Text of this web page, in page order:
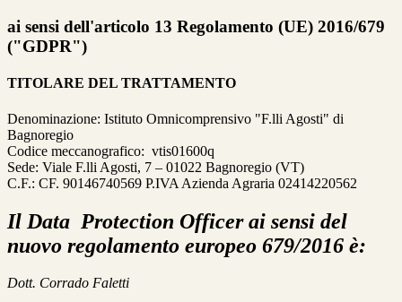
ai sensi dell'articolo 13 Regolamento (UE) 2016/679
("GDPR")
TITOLARE DEL TRATTAMENTO
Denominazione: Istituto Omnicomprensivo "F.lli Agosti" di
Bagnoregio
Codice meccanografico: vtis01600q
Sede: Viale F.lli Agosti, 7 – 01022 Bagnoregio (VT)
C.F.: CF. 90146740569 P.IVA Azienda Agraria 02414220562
Il Data Protection Officer ai sensi del
nuovo regolamento europeo 679/2016 è:
Dott. Corrado Faletti